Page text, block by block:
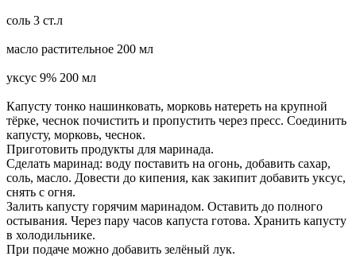
соль 3 ст.л
масло растительное 200 мл
уксус 9% 200 мл
Капусту тонко нашинковать, морковь натереть на крупной
тёрке, чеснок почистить и пропустить через пресс. Соединить
капусту, морковь, чеснок.
Приготовить продукты для маринада.
Сделать маринад: воду поставить на огонь, добавить сахар,
соль, масло. Довести до кипения, как закипит добавить уксус,
снять с огня.
Залить капусту горячим маринадом. Оставить до полного
остывания. Через пару часов капуста готова. Хранить капусту
в холодильнике.
При подаче можно добавить зелёный лук.